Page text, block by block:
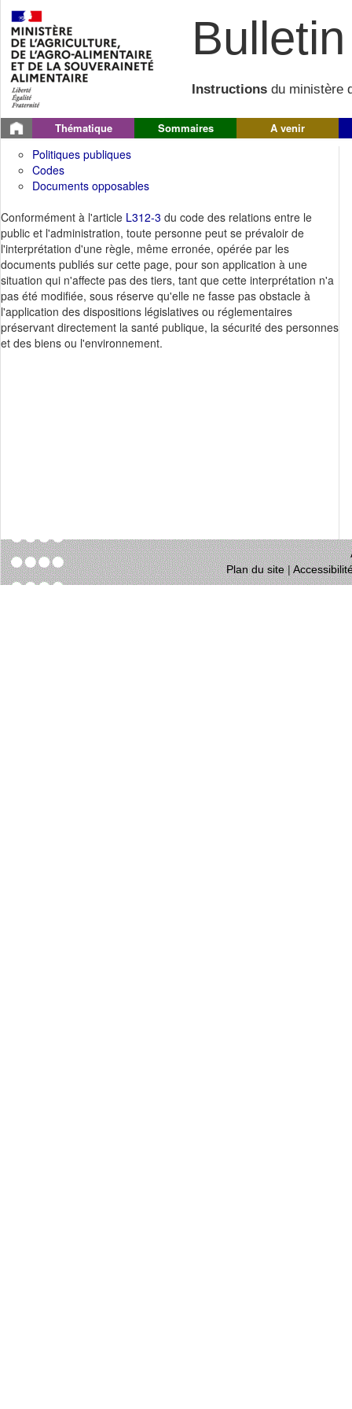
Instructions du ministère
Thématique Sommaires A venir
Politiques publiques
Codes
Documents opposables
Conformément à l'article L312-3 du code des relations entre le
public et l'administration, toute personne peut se prévaloir de
l'interprétation d'une règle, même erronée, opérée par les
documents publiés sur cette page, pour son application à une
situation qui n'affecte pas des tiers, tant que cette interprétation n'a
pas été modifiée, sous réserve qu'elle ne fasse pas obstacle à
l'application des dispositions législatives ou réglementaires
préservant directement la santé publique, la sécurité des personnes
et des biens ou l'environnement.
Plan du site|